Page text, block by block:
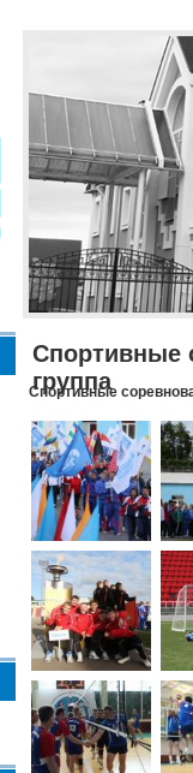
Спортивные
группа
Спортивные